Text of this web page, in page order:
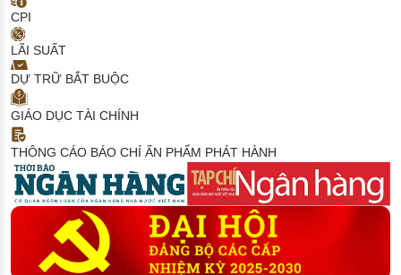
CPI
LÃI SUẤT
DỰ TRỮ BẮT BUỘC
GIÁO DỤC TÀI CHÍNH
THÔNG CÁO BÁO CHÍ ẤN PHẨM PHÁT HÀNH